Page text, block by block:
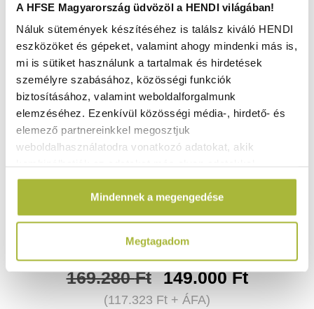
A HFSE Magyarország üdvözöl a HENDI világában!
Náluk sütemények készítéséhez is találsz kiváló HENDI
eszközöket és gépeket, valamint ahogy mindenki más is,
mi is sütiket használunk a tartalmak és hirdetések
személyre szabásához, közösségi funkciók
biztosításához, valamint weboldalforgalmunk
elemzéséhez. Ezenkívül közösségi média-, hirdető- és
elemező partnereinkkel megosztjuk
weboldalhasználatodra vonatkozó adatokat, akik
amelyeket Te adtál meg számukra vagy az általad
használt más szolgáltatásokból gyűjtöttek.
Mindennek a megengedése
Megtagadom
Raktáron
169.280Ft 149.000Ft
(117.323 Ft + ÁFA)